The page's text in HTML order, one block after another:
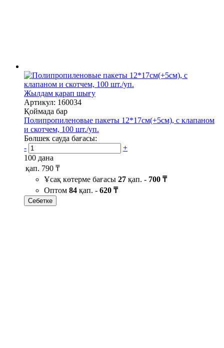
Жылдам қарап шығу
Артикул: 160034
Қоймада бар
Полипропиленовые пакеты 12*17см(+5см), с клапаном
и скотчем, 100 шт./уп.
Бөлшек сауда бағасы:
-
+
100 дана
қап. 790 ₸
Ұсақ көтерме бағасы 27 қап. - 700 ₸
Оптом 84 қап. - 620 ₸
Себетке